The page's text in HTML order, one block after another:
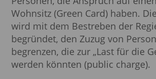
jetzt beantragen
Wohnsitz (Green Card) haben.
wird mit dem Bestreben der
begründet, den Zuzug von
begrenzen, die zur „Last für die
werden könnten (public charge).